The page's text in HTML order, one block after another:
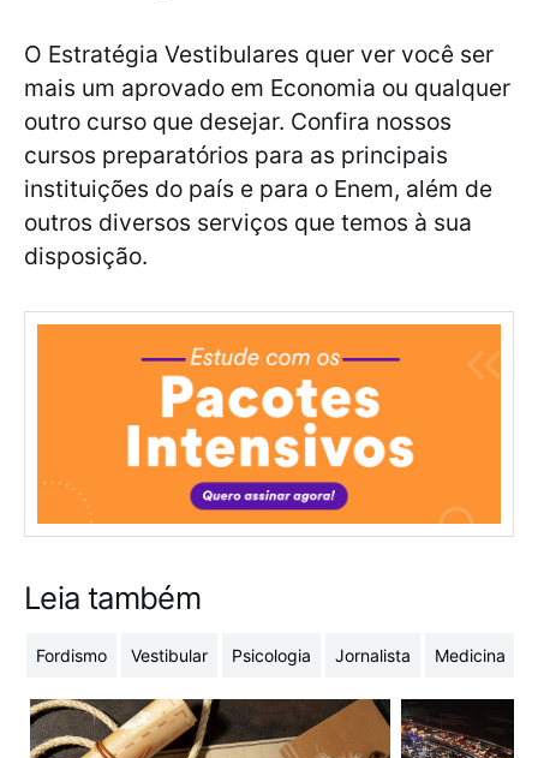
O Estratégia Vestibulares quer ver você ser
mais um aprovado em Economia ou qualquer
outro curso que desejar. Confira nossos
cursos preparatórios para as principais
instituições do país e para o Enem, além de
outros diversos serviços que temos à sua
disposição.
Leia também
Fordismo Vestibular Psicologia Jornalista Medicina